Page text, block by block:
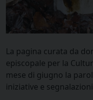
La pagina curata da
episcopale per la
mese di giugno la
iniziative e